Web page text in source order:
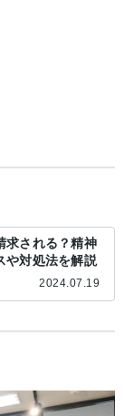
求される？精神
や対処法を解説
2024.07.19